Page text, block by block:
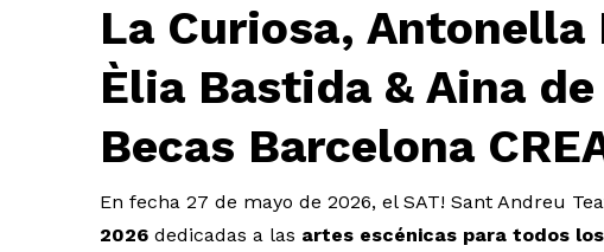
La Curiosa, Antonella
Èlia Bastida & Aina
Becas Barcelona
En fecha 27 de mayo de 2026, el SAT! Sant Andreu
2026 dedicadas a las artes escénicas para todos